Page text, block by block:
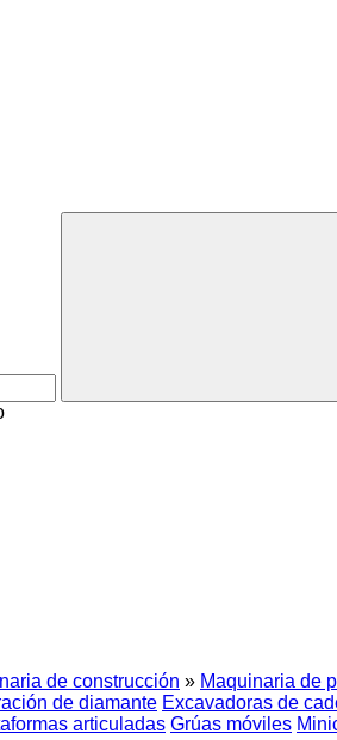
de construcción » Maquinaria de
de diamante Excavadoras de
articuladas Grúas móviles